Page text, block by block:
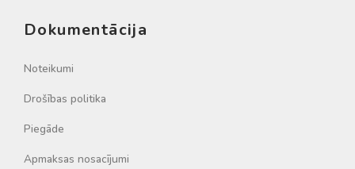
Dokumentācija
Noteikumi
Drošības politika
Piegāde
Apmaksas nosacījumi